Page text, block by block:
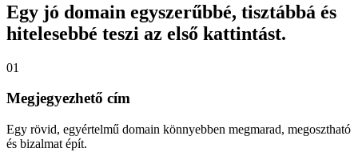
Egy jó domain egyszerűbbé, tisztábbá és
hitelesebbé teszi az első kattintást.
01
Megjegyezhető cím
Egy rövid, egyértelmű domain könnyebben megmarad, megosztható
és bizalmat épít.